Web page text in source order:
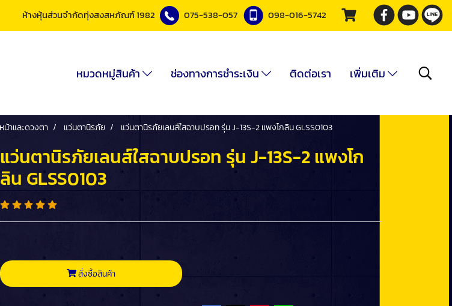
ห้างหุ้นส่วนจำกัดทุ่งสงสหภัณฑ์ 1982 075-538-057 098-016-5742
หมวดหมู่สินค้า ช่องทางการชำระเงิน ติดต่อเรา เพิ่มเติม
าและดวงตา แว่นตานิรภัย แว่นตานิรภัยเลนส์ใสฉาบปรอท รุ่น J-13S-2 แพงโกลิน GLSS0103
แว่นตานิรภัยเลนส์ใสฉาบปรอท รุ่น J-13S-2 แพงโก
ลิน GLSS0103
สั่งซื้อสินค้า